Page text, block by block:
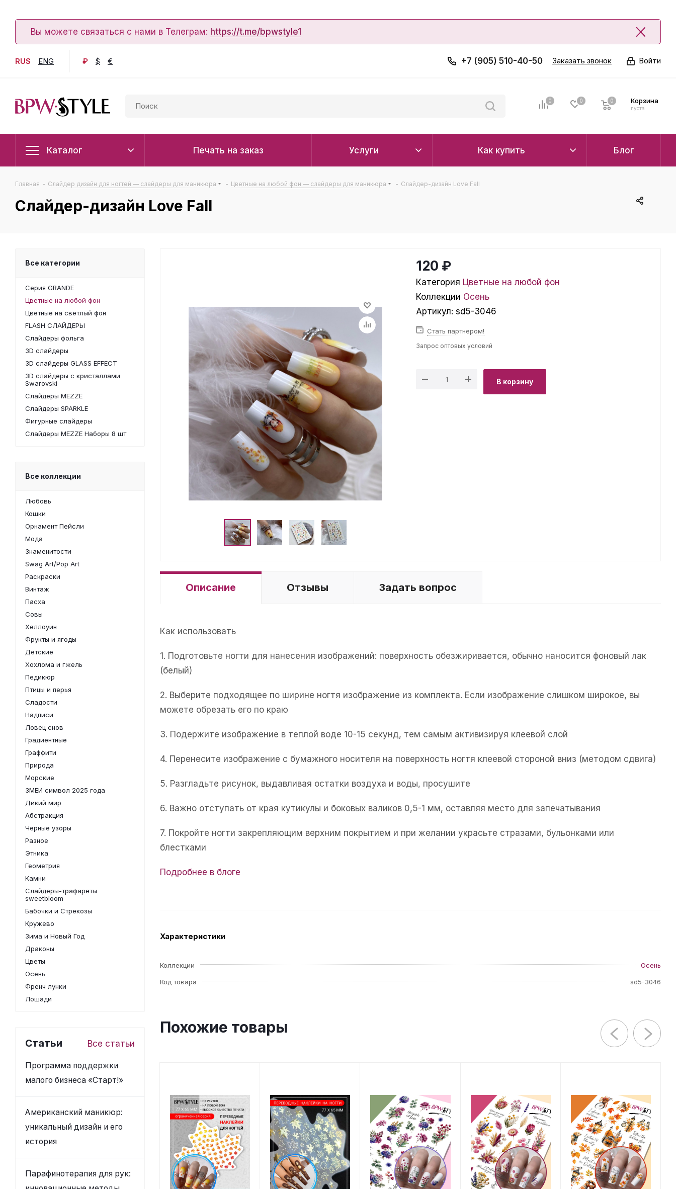
Вы можете связаться с нами в Телеграм: https://t.me/bpwstyle1
RUS ENG ₽ $ € Войти
+7 (905) 510-40-50 Заказать звонок
0 0 Корзина
0
пуста
0
Каталог Печать на заказ Услуги Как купить Блог
Главная - Слайдер дизайн для ногтей — слайдеры для маникюра - Цветные на любой фон — слайдеры для маникюра - Слайдер-дизайн Love Fall
Слайдер-дизайн Love Fall
120 ₽
Категория Цветные на любой фон
Коллекции Осень
Артикул: sd5-3046
Стать партнером!
Запрос оптовых условий
В корзину
Описание Отзывы Задать вопрос
Как использовать
1. Подготовьте ногти для нанесения изображений: поверхность обезжиривается, обычно наносится фоновый лак
(белый)
2. Выберите подходящее по ширине ногтя изображение из комплекта. Если изображение слишком широкое, вы
можете обрезать его по краю
3. Подержите изображение в теплой воде 10-15 секунд, тем самым активизируя клеевой слой
4. Перенесите изображение с бумажного носителя на поверхность ногтя клеевой стороной вниз (методом сдвига)
5. Разгладьте рисунок, выдавливая остатки воздуха и воды, просушите
6. Важно отступать от края кутикулы и боковых валиков 0,5-1 мм, оставляя место для запечатывания
7. Покройте ногти закрепляющим верхним покрытием и при желании украсьте стразами, бульонками или
блестками
Подробнее в блоге
Характеристики
Коллекции Осень
Код товара sd5-3046
Похожие товары
Все категории
Серия GRANDE
Цветные на любой фон
Цветные на светлый фон
FLASH СЛАЙДЕРЫ
Слайдеры фольга
3D слайдеры
3D слайдеры GLASS EFFECT
3D слайдеры с кристаллами
Swarovski
Слайдеры MEZZE
Слайдеры SPARKLE
Фигурные слайдеры
Слайдеры MEZZE Наборы 8 шт
Все коллекции
Любовь
Кошки
Орнамент Пейсли
Мода
Знаменитости
Swag Art/Pop Art
Раскраски
Винтаж
Пасха
Совы
Хеллоуин
Фрукты и ягоды
Детские
Хохлома и гжель
Педикюр
Птицы и перья
Сладости
Надписи
Ловец снов
Градиентные
Граффити
Природа
Морские
ЗМЕИ символ 2025 года
Дикий мир
Абстракция
Черные узоры
Разное
Этника
Геометрия
Камни
Слайдеры-трафареты
sweetbloom
Бабочки и Стрекозы
Кружево
Зима и Новый Год
Драконы
Цветы
Осень
Френч лунки
Лошади
Статьи Все статьи
Программа поддержки
малого бизнеса «Старт!»
Американский маникюр:
уникальный дизайн и его
история
Парафинотерапия для рук: